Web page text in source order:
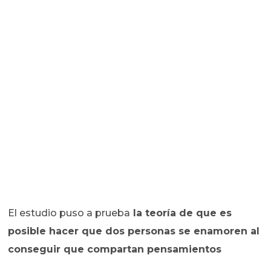
El estudio puso a prueba la teoría de que es
posible hacer que dos personas se enamoren al
conseguir que compartan pensamientos